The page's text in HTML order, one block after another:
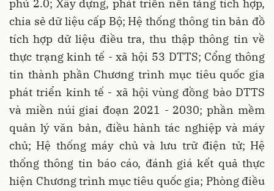
phủ 2.0; Xây dựng, phát triển nền tảng tích hợp,
chia sẻ dữ liệu cấp Bộ; Hệ thống thông tin bản đồ
tích hợp dữ liệu điều tra, thu thập thông tin về
thực trạng kinh tế - xã hội 53 DTTS; Cổng thông
tin thành phần Chương trình mục tiêu quốc gia
phát triển kinh tế - xã hội vùng đồng bào DTTS
và miền núi giai đoạn 2021 - 2030; phần mềm
quản lý văn bản, điều hành tác nghiệp và máy
chủ; Hệ thống máy chủ và lưu trữ điện tử; Hệ
thống thông tin báo cáo, đánh giá kết quả thực
hiện Chương trình mục tiêu quốc gia; Phòng điều